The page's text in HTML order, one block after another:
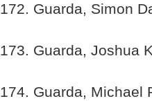
172. Guarda, Simon
173. Guarda, Joshua
174. Guarda, Michael